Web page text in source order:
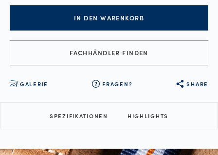
IN DEN WARENKORB
FACHHÄNDLER FINDEN
GALERIE FRAGEN? SHARE
SPEZIFIKATIONEN HIGHLIGHTS